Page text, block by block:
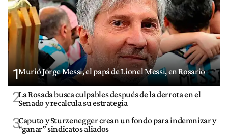
1Murió Jorge Messi, el papá de Lionel Messi, en Rosario
2La Rosada busca culpables después de la derrota en el
Senado y recalcula su estrategia
3Caputo y Sturzenegger crean un fondo para indemnizar y
“ganar” sindicatos aliados